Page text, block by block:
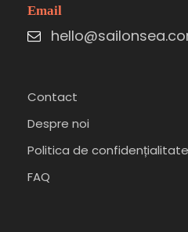
Email
Contact
Despre noi
Politica de
FAQ